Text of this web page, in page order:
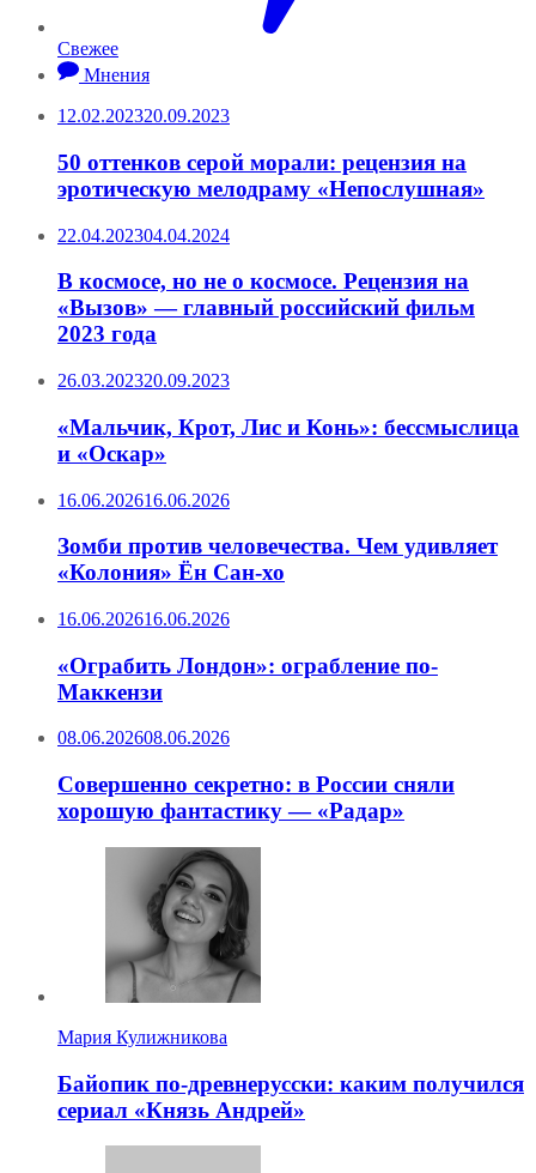
Свежее
Мнения
12.02.202320.09.2023
50 оттенков серой морали: рецензия на
эротическую мелодраму «Непослушная»
22.04.202304.04.2024
В космосе, но не о космосе. Рецензия на
«Вызов» — главный российский фильм
2023 года
26.03.202320.09.2023
«Мальчик, Крот, Лис и Конь»: бессмыслица
и «Оскар»
16.06.202616.06.2026
Зомби против человечества. Чем удивляет
«Колония» Ён Сан-хо
16.06.202616.06.2026
«Ограбить Лондон»: ограбление по-
Маккензи
08.06.202608.06.2026
Совершенно секретно: в России сняли
хорошую фантастику — «Радар»
Мария Кулижникова
Байопик по-древнерусски: каким получился
сериал «Князь Андрей»